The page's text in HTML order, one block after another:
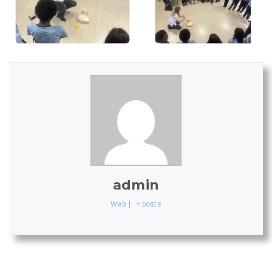
admin
Web + posts